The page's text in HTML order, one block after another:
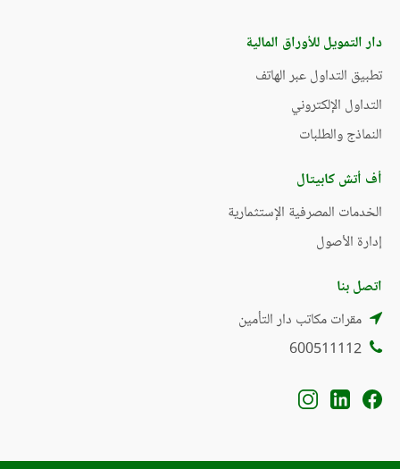
دار التمويل للأوراق المالية
تطبيق التداول عبر الهاتف
التداول الإلكتروني
النماذج والطلبات
أف أتش كابيتال
الخدمات المصرفية الإستثمارية
إدارة الأصول
اتصل بنا
مقرات مكاتب دار التأمين
600511112